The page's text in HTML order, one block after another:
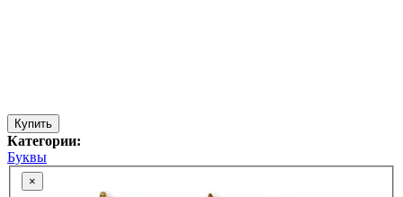
Купить
Категории:
Буквы
×